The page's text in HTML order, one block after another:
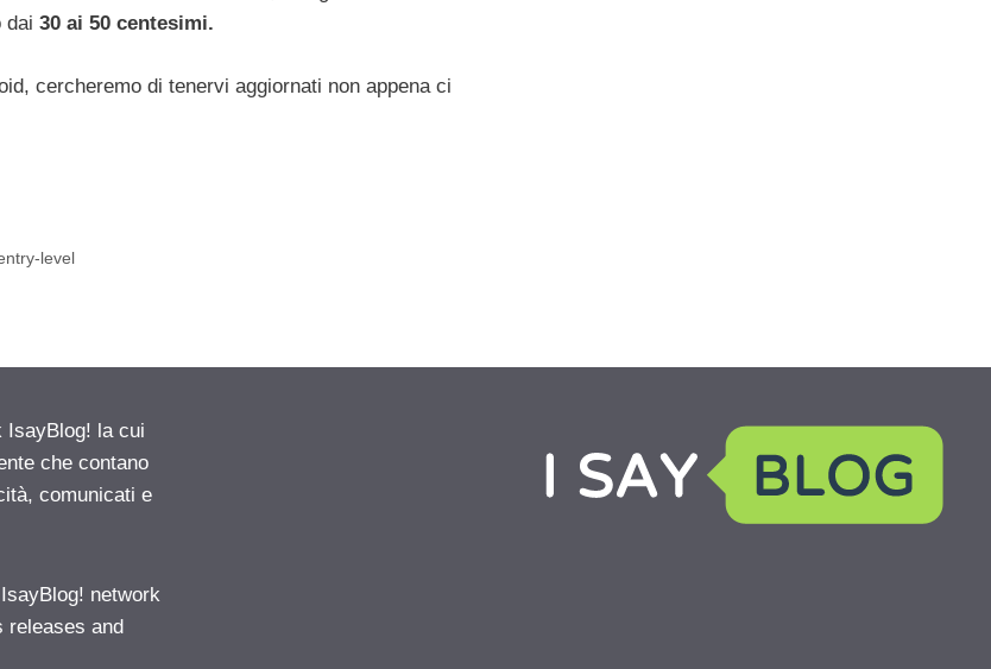
dai 30 ai 50 centesimi.
cercheremo di tenervi aggiornati non appena ci
level
IsayBlog! la cui
che contano
comunicati e
network
and